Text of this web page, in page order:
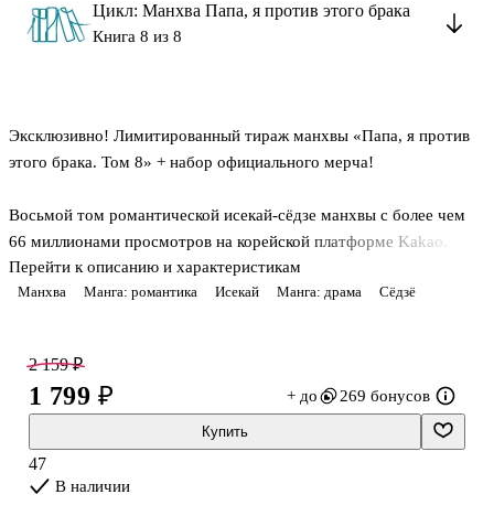
Цикл: Манхва Папа, я против этого брака
Книга 8 из 8
Манхва Манга: романтика Исекай Манга: драма Сёдзё
Эксклюзивно! Лимитированный тираж манхвы «Папа, я против
этого брака. Том 8» + набор официального мерча!
Восьмой том романтической исекай-сёдзе манхвы с более чем
66 миллионами просмотров на корейской платформе Kakao.
Захватывающий финал истории, покорившей сердца миллионов
читателей!
и проклятием. Злой дракон Фафнир желает заполучить их, чтобы
сломать древнюю печать, которая держит его в плену кольца
Цирцеи. Тем временем Регис и Макс готовятся привести в
действие свой план по свержению императора, но им
открывается древнее пророчество, не сулящее счастливого
Перейти к описанию и характеристикам
2 159 ₽
1 799 ₽ + до 269 бонусов
Купить
47
В наличии